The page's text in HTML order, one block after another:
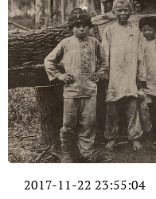
2017-11-22 23:55:04